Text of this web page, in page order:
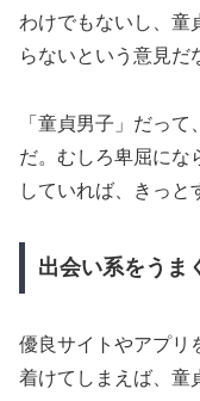
わけでもないし、童
らないという意見だ
「童貞男子」だっ
だ。むしろ卑屈にな
していれば、きっと
出会い系をうま
優良サイトやアプリ
着けてしまえば、童